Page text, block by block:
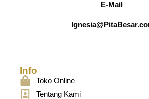
E-Mail
Info
Toko Online
Tentang Kami